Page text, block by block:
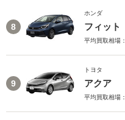
8
ホンダ
フィット
平均買取相場：
9
トヨタ
アクア
平均買取相場：